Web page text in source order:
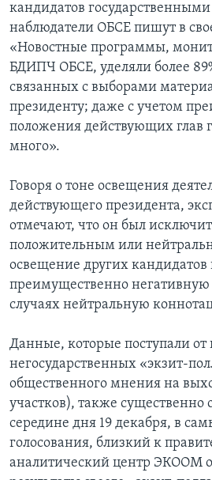
кандидатов
наблюдатели ОБСЕ пишут в
«Новостные программы,
БДИПЧ ОБСЕ, уделяли более
связанных с выборами
президенту; даже с учетом
положения действующих глав
много».
Говоря о тоне освещения
действующего президента,
отмечают, что он был
положительным или
освещение других кандидатов
преимущественно
случаях нейтральную
Данные, которые поступали от
негосударственных «экзит-
общественного мнения на
участков), также существенно
середине дня 19 декабря, в
голосования, близкий к
аналитический центр ЭКООМ